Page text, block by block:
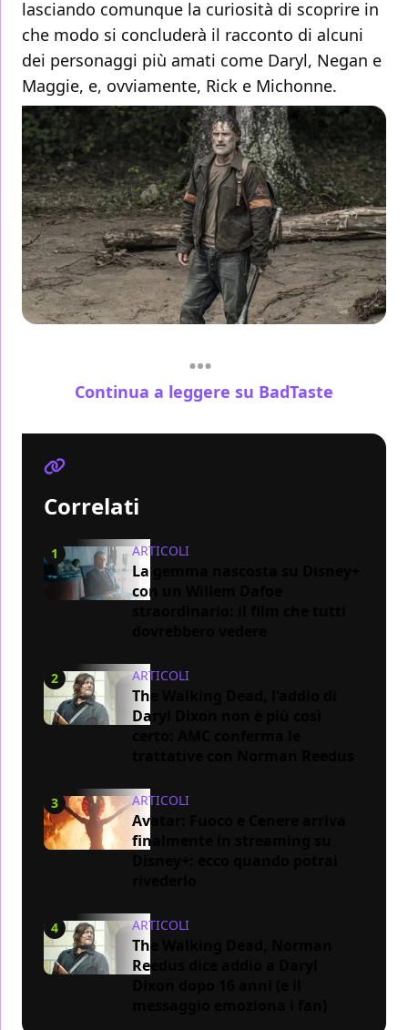
lasciando comunque la curiosità di scoprire in
che modo si concluderà il racconto di alcuni
dei personaggi più amati come Daryl, Negan e
Maggie, e, ovviamente, Rick e Michonne.
Continua a leggere su BadTaste
Correlati
1 ARTICOLI
La gemma nascosta su Disney+
con un Willem Dafoe
2 ARTICOLI
The Walking Dead, l'addio di
Daryl Dixon non è più così
3 ARTICOLI
Avatar: Fuoco e Cenere arriva
finalmente in streaming su
4 ARTICOLI
The Walking Dead, Norman
Reedus dice addio a Daryl